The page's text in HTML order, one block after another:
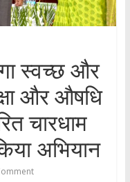
स्वच्छ और
और औषधि
चारधाम
अभियान